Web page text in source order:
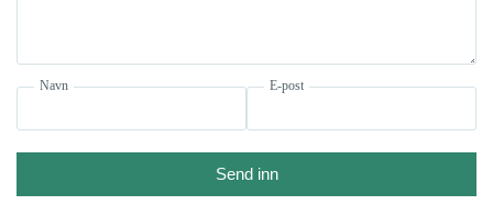
Navn E-post
Send inn